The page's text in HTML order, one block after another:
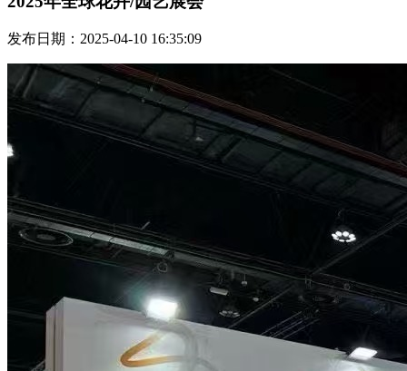
发布日期：2025-04-10 16:35:09